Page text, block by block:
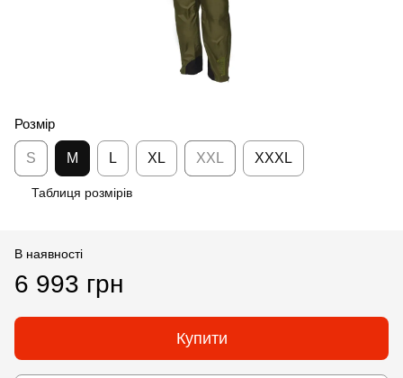
Розмір
S M L XL XXL XXXL
Таблиця розмірів
В наявності
6 993 грн
Купити